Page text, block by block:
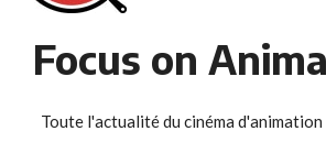
Focus on
Toute l'actualité du cinéma d'animation